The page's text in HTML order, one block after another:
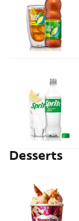
Desserts